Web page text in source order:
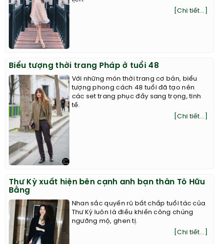
[Chi tiết...]
Biểu tượng thời trang Pháp ở tuổi 48
Với những món thời trang cơ bản, biểu
tượng phong cách 48 tuổi đã tạo nên
các set trang phục đầy sang trọng, tinh
tế.
[Chi tiết...]
Thư Kỳ xuất hiện bên cạnh anh bạn thân Tô Hữu
Bằng
Nhan sắc quyến rũ bất chấp tuổi tác của
Thư Kỳ luôn là điều khiến công chúng
ngưỡng mộ, ghen tị.
[Chi tiết...]